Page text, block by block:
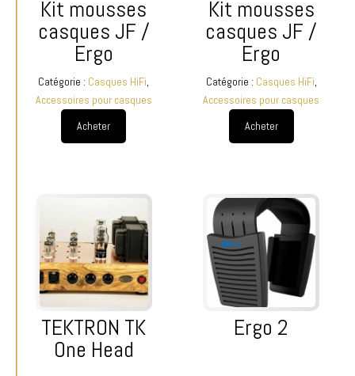
Kit mousses
casques JF /
Ergo
Catégorie : Casques HiFi,
Accessoires pour casques
Acheter
Kit mousses
casques JF /
Ergo
Catégorie : Casques HiFi,
Accessoires pour casques
Acheter
TEKTRON TK
One Head
Ergo 2